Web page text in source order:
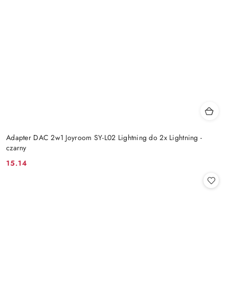
Adapter DAC 2w1 Joyroom SY-L02 Lightning do 2x Lightning -
czarny
Cena:
15.14